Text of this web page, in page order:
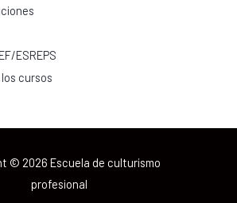
ESREPS
cursos
© 2026 Escuela de culturismo
profesional